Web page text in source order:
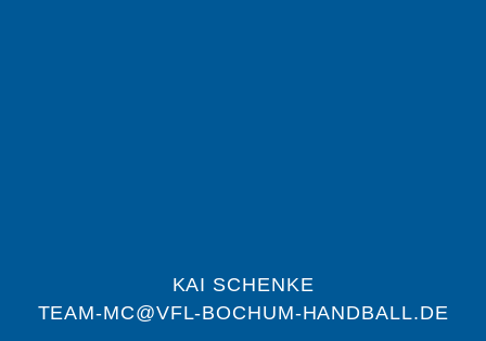
KAI SCHENKE
TEAM-MC@VFL-BOCHUM-HANDBALL.DE